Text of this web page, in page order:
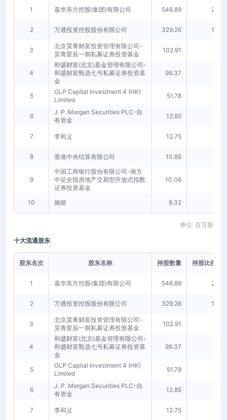
1 嘉华东方控股(集团)有限公司 546.89 27.52
2 万通投资控股股份有限公司 329.26 16.57
3
北京昊青财富投资管理有限公司-
昊青星辰一期私募证券投资基金
102.91
4
和盛财富(北京)基金管理有限公司-
和盛财富甄选七号私募证券投资基
金
99.37
5
GLP Capital Investment 4 (HK)
Limited
51.78
6
J. P. Morgan Securities PLC-自
有资金
12.85
7 李和义 12.75
8 香港中央结算有限公司 10.85
9
中国工商银行股份有限公司-南方
中证全指房地产交易型开放式指数
证券投资基金
10.06
10 施挺 9.32
单位: 百万股
十大流通股东
股东名次 股东名称 持股数量 持股比例(%)
1 嘉华东方控股(集团)有限公司 546.89 27.52
2 万通投资控股股份有限公司 329.26 16.57
3
北京昊青财富投资管理有限公司-
昊青星辰一期私募证券投资基金
102.91
4
和盛财富(北京)基金管理有限公司-
和盛财富甄选七号私募证券投资基
金
99.37
5
GLP Capital Investment 4 (HK)
Limited
51.78
6
J. P. Morgan Securities PLC-自
有资金
12.85
7 李和义 12.75